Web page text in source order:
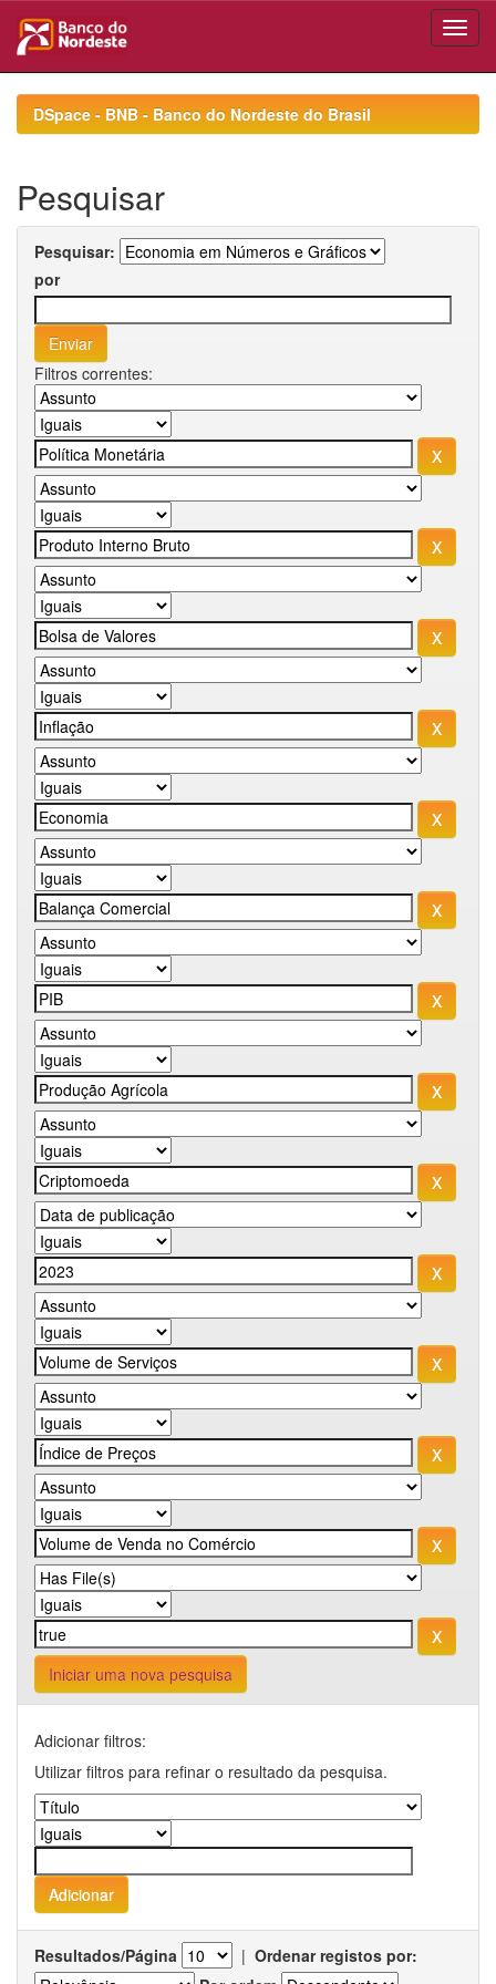
navigationDSpace - BNB - Banco do Nordeste do Brasil
Pesquisar
Pesquisar:
por
Filtros correntes:
Iniciar uma nova pesquisa
Adicionar filtros:
Utilizar filtros para refinar o resultado da pesquisa.
Resultados/Página | Ordenar registos por: